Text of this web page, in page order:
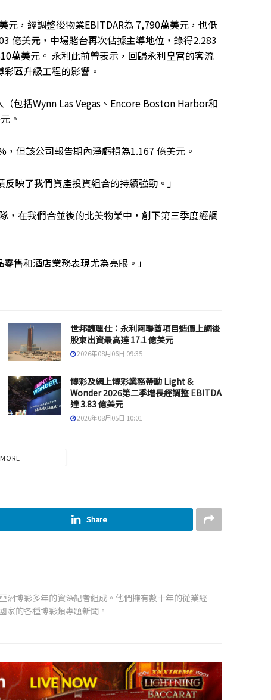
，經調整後物業EBITDAR為 7,790萬美元，也低
億美元，中場賭台再次佔據主導地位，錄得2.283
萬美元。 永利此前曾表示，回歸永利皇宮的客流
區升級工程的影響。
包括Wynn Las Vegas、Encore Boston Harbor和
。
但該公司報告期內淨虧損為1.167 億美元。
映了我們資產投資組合的持續強勁。」
，在我們合並後的北美物業中，創下第三季度經調
售和酒店業務表現尤為亮眼。」
世邦魏理仕：永利阿聯酋項目造價上調後
股東出資最高達 17.1 億美元
2026年08月06日 09:35
博彩及網上博彩業務帶動 Light &
Wonder 2026第二季增長經調整 EBITDA
達 3.83 億美元
2026年08月05日 10:01
Share
洲博彩多年的資深記者組成。他們擁有數十年的從業經
家的各種博彩類專題新聞。